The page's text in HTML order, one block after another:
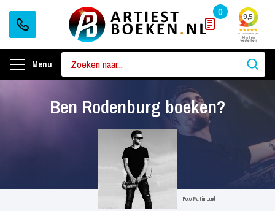
0
Menu
Ben Rodenburg boeken?
Foto: Martin Lund